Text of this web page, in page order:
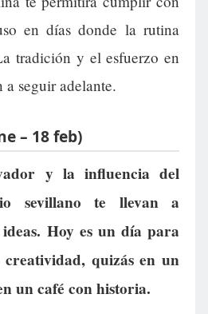
en días donde la rutina
tradición y el esfuerzo en
seguir adelante.
– 18 feb)
y la influencia del
sevillano te llevan a
Hoy es un día para
quizás en un
un café con historia.